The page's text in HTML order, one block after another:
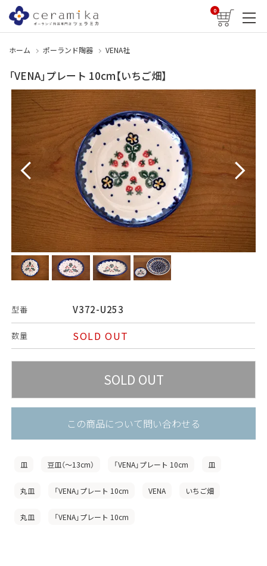
0
ホーム ポーランド陶器 VENA社
「VENA」プレート 10cm【いちご畑】
型番 V372-U253
数量 SOLD OUT
この商品について問い合わせる
皿 豆皿（〜13cm） 「VENA」プレート 10cm 皿
丸皿 「VENA」プレート 10cm VENA いちご畑
丸皿 「VENA」プレート 10cm